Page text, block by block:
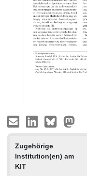
Zugehörige
Institution(en) am
KIT